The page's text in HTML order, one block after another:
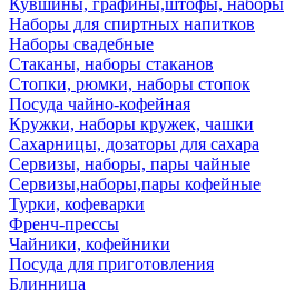
Кувшины, графины,штофы, наборы
Наборы для спиртных напитков
Наборы свадебные
Стаканы, наборы стаканов
Стопки, рюмки, наборы стопок
Посуда чайно-кофейная
Кружки, наборы кружек, чашки
Сахарницы, дозаторы для сахара
Сервизы, наборы, пары чайные
Сервизы,наборы,пары кофейные
Турки, кофеварки
Френч-прессы
Чайники, кофейники
Посуда для приготовления
Блинница